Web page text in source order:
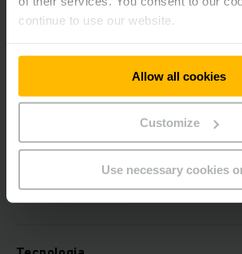
continue to use our website.
Allow all cookies
Customize
Use necessary cookies
+41 62 723 31
Riferimenti